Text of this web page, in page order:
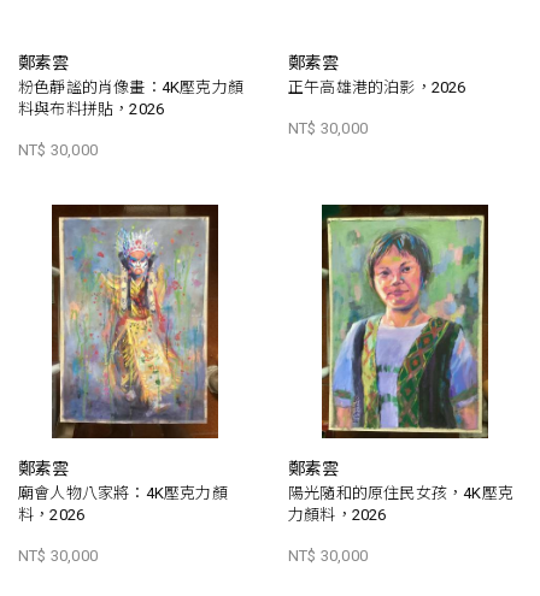
鄭素雲
粉色靜謐的肖像畫：4K壓克力顏
料與布料拼貼，2026
NT$ 30,000
鄭素雲
正午高雄港的泊影，2026
NT$ 30,000
鄭素雲
廟會人物八家將：4K壓克力顏
料，2026
NT$ 30,000
鄭素雲
陽光隨和的原住民女孩，4K壓克
力顏料，2026
NT$ 30,000